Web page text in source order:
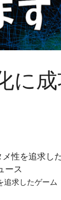
に
性を追求し
ース
追求したゲー